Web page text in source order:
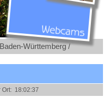
Baden-Württemberg /